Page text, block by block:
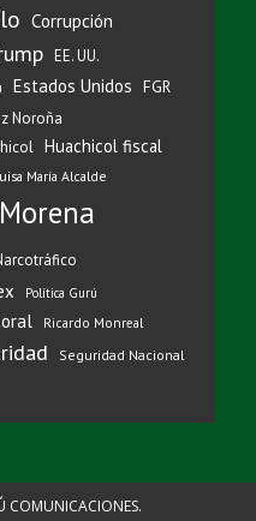
Corrupción
EE. UU.
Estados Unidos FGR
Noroña
Huachicol fiscal
María Alcalde
Morena
Política Gurú
Ricardo Monreal
Seguridad Nacional
COMUNICACIONES.